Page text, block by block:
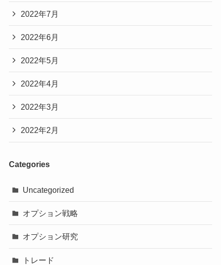
2022年7月
2022年6月
2022年5月
2022年4月
2022年3月
2022年2月
Categories
Uncategorized
オプション戦略
オプション研究
トレード